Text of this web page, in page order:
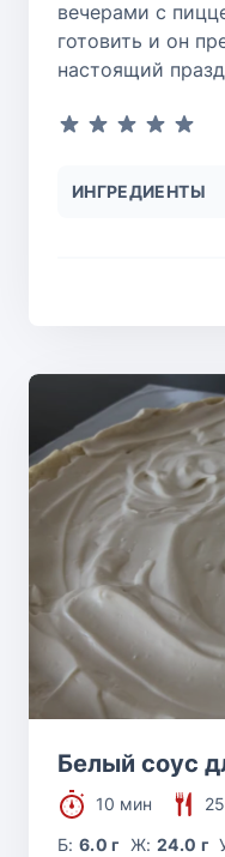
вечерами с
готовить и он
настоящий
ИНГРЕДИЕНТЫ
Белый соус
10 мин
Б:6.0 г Ж: 24.0 г